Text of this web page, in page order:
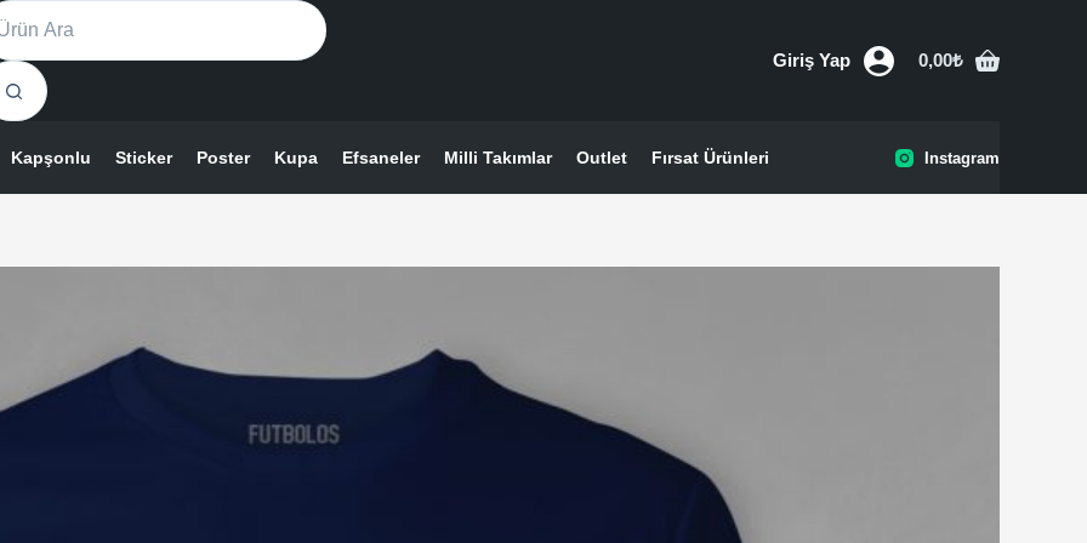
Giriş Yap
Shopping
0,00₺
Kapşonlu Sticker Poster Kupa Efsaneler Milli Takımlar Outlet Fırsat Ürünleri Instagram